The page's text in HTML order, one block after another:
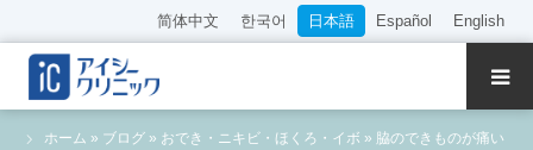
简体中文 한국어 日本語 Español English
ホーム » ブログ » おでき・ニキビ・ほくろ・イボ » 脇のできものが痛い
クリニック紹介